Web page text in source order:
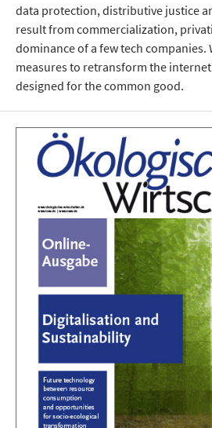
data protection, distributive justice
result from commercialization,
dominance of a few tech companies.
measures to retransform the
designed for the common good.